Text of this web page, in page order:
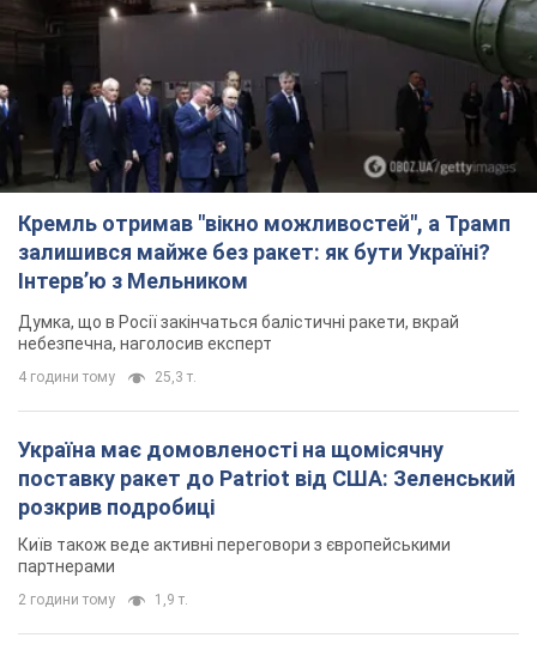
Кремль отримав "вікно можливостей", а Трамп
залишився майже без ракет: як бути Україні?
Інтерв’ю з Мельником
Думка, що в Росії закінчаться балістичні ракети, вкрай
небезпечна, наголосив експерт
4 години тому 25,3 т.
Україна має домовленості на щомісячну
поставку ракет до Patriot від США: Зеленський
розкрив подробиці
Київ також веде активні переговори з європейськими
партнерами
2 години тому 1,9 т.